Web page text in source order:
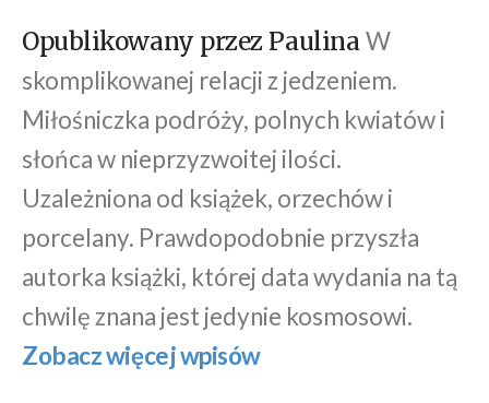
Opublikowany przez PaulinaW
skomplikowanej relacji z jedzeniem.
Miłośniczka podróży, polnych kwiatów i
słońca w nieprzyzwoitej ilości.
Uzależniona od książek, orzechów i
porcelany. Prawdopodobnie przyszła
autorka książki, której data wydania na tą
chwilę znana jest jedynie kosmosowi.
Zobacz więcej wpisów